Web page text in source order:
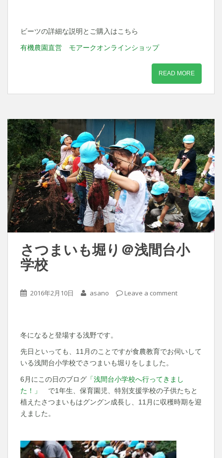
ビーツの詳細な説明とご購入はこちら
有機農園直営 モアークオンラインショップ
READ MORE
さつまいも堀り＠浅間台小
学校
2016年2月10日 asano Leave a comment
冬になると登場する浅野です。
先日といっても、11月のことですが食農教育でお伺いして
いる浅間台小学校でさつまいも堀りをしました。
6月にこの日のブログ 「浅間台小学校へ行ってきまし
た！」
で1年生、保育園児、特別支援学校の子供たちと
植えたさつまいもはグングン成長し、11月に収穫時期を迎
えました。